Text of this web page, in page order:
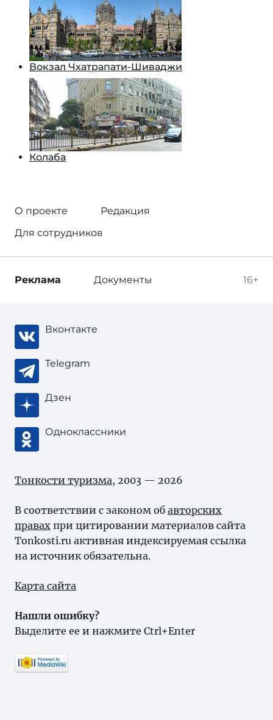
Вокзал Чхатрапати-Шиваджи
Колаба
О проекте
Редакция
Для сотрудников
16+
Реклама Документы
Вконтакте
Telegram
Дзен
Одноклассники
Тонкости туризма, 2003 — 2026
В соответствии с законом об авторских
правах при цитировании материалов сайта
Tonkosti.ru активная индексируемая ссылка
на источник обязательна.
Карта сайта
Нашли ошибку?
Выделите ее и нажмите Ctrl+Enter